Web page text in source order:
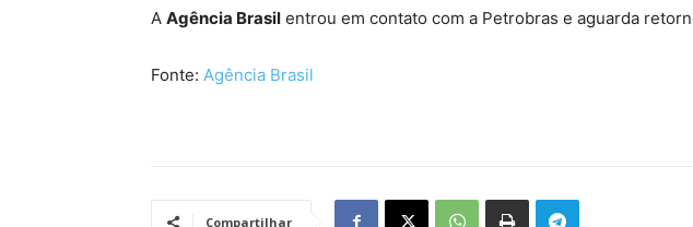
A Agência Brasil entrou em contato com a Petrobras e aguarda
Fonte: Agência Brasil
Compartilhar